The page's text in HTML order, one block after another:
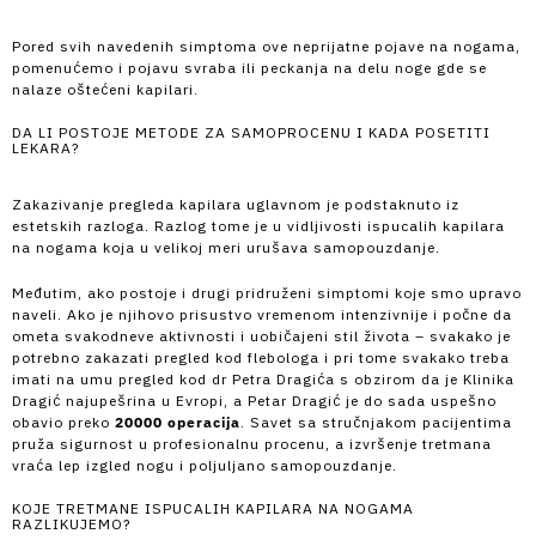
Pored svih navedenih simptoma ove neprijatne pojave na nogama,
pomenućemo i pojavu svraba ili peckanja na delu noge gde se
nalaze oštećeni kapilari.
DA LI POSTOJE METODE ZA SAMOPROCENU I KADA POSETITI
LEKARA?
Zakazivanje pregleda kapilara uglavnom je podstaknuto iz
estetskih razloga. Razlog tome je u vidljivosti ispucalih kapilara
na nogama koja u velikoj meri urušava samopouzdanje.
Međutim, ako postoje i drugi pridruženi simptomi koje smo upravo
naveli. Ako je njihovo prisustvo vremenom intenzivnije i počne da
ometa svakodneve aktivnosti i uobičajeni stil života – svakako je
potrebno zakazati pregled kod flebologa i pri tome svakako treba
imati na umu pregled kod dr Petra Dragića s obzirom da je Klinika
Dragić najupešrina u Evropi, a Petar Dragić je do sada uspešno
obavio preko 20000 operacija. Savet sa stručnjakom pacijentima
pruža sigurnost u profesionalnu procenu, a izvršenje tretmana
vraća lep izgled nogu i poljuljano samopouzdanje.
KOJE TRETMANE ISPUCALIH KAPILARA NA NOGAMA
RAZLIKUJEMO?